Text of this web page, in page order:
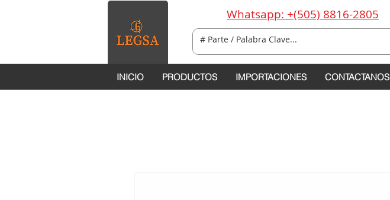
Whatsapp: +(505) 8816-2805
INICIO PRODUCTOS IMPORTACIONES CONTACTANOS